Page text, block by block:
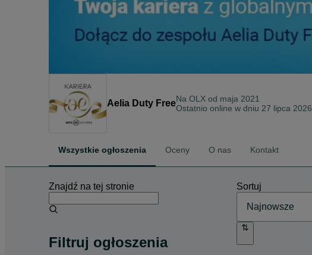
Aelia Duty FreeNa OLX od maja 2021
Ostatnio online w dniu 27 lipca 2026
Wszystkie ogłoszenia Oceny O nas Kontakt
Znajdź na tej stronie
Filtruj ogłoszenia
Sortuj